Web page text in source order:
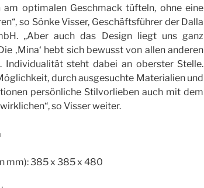
am optimalen Geschmack tüfteln, ohne eine
so Sönke Visser, Geschäftsführer der Dalla
„Aber auch das Design liegt uns ganz
‚Mina‘ hebt sich bewusst von allen anderen
Individualität steht dabei an oberster Stelle.
durch ausgesuchte Materialien und
persönliche Stilvorlieben auch mit dem
so Visser weiter.
mm): 385 x 385 x 480